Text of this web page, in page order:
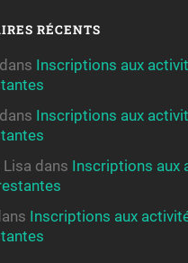
RÉCENTS
Inscriptions aux
Inscriptions aux
Lisa dans Inscriptions aux
Inscriptions aux